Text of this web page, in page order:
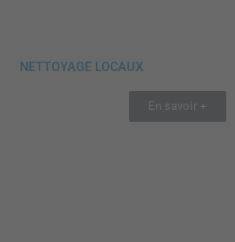
NETTOYAGE LOCAUX
En savoir +